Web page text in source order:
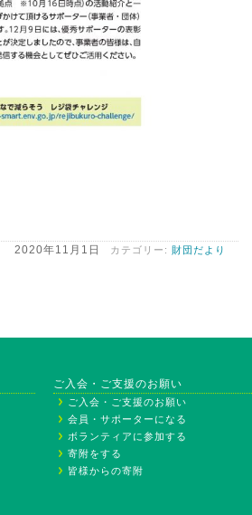
2020年11月1日
カテゴリー: 財団だより
ご入会・ご支援のお願い
ご入会・ご支援のお願い
会員・サポーターになる
ボランティアに参加する
寄附をする
皆様からの寄附